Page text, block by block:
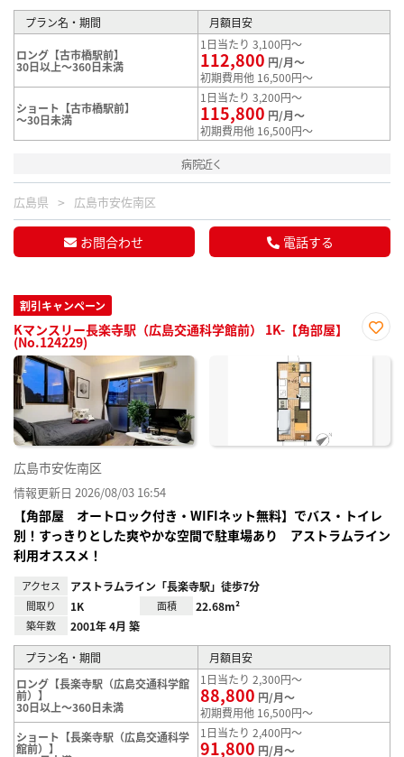
プラン名・期間 月額目安
ロング【古市橋駅前】
30日以上～360日未満
1日当たり 3,100円～
112,800 円/月～
初期費用他 16,500円～
ショート【古市橋駅前】
～30日未満
1日当たり 3,200円～
115,800 円/月～
初期費用他 16,500円～
病院近く
広島県 広島市安佐南区
お問合わせ 電話する
割引キャンペーン
Kマンスリー長楽寺駅（広島交通科学館前） 1K-【角部屋】
(No.124229)
に入
広島市安佐南区
情報更新日 2026/08/03 16:54
【角部屋 オートロック付き・WIFIネット無料】でバス・トイレ
別！すっきりとした爽やかな空間で駐車場あり アストラムライン
利用オススメ！
アクセス アストラムライン「長楽寺駅」徒歩7分
間取り 1K 面積 22.68m²
築年数 2001年 4月 築
プラン名・期間
月額目安
ロング【長楽寺駅（広島交通科学館
前）】
30日以上～360日未満
1日当たり 2,300円～
88,800 円/月～
初期費用他 16,500円～
ショート【長楽寺駅（広島交通科学
館前）】
1日当たり 2,400円～
91,800 円/月～